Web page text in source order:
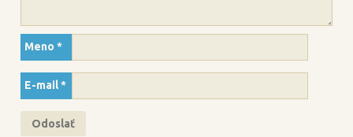
Meno *
E-mail*